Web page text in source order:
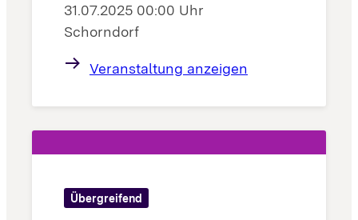
31.07.2025 00:00 Uhr
Schorndorf
Veranstaltung anzeigen
Übergreifend